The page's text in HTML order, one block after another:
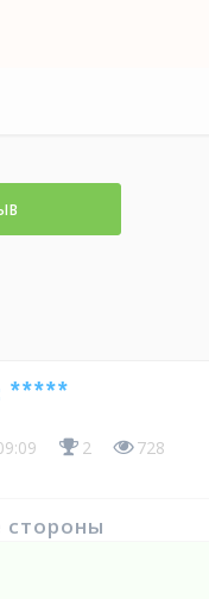
*****
2 728